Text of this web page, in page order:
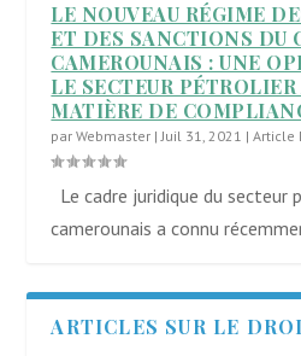
LE NOUVEAU RÉGIME
ET DES SANCTIONS DU
CAMEROUNAIS : UNE
LE SECTEUR
MATIÈRE DE
parWebmaster |Juil 31, 2021 |Article
Le cadre juridique du
camerounais a connu
ARTICLES SUR LE